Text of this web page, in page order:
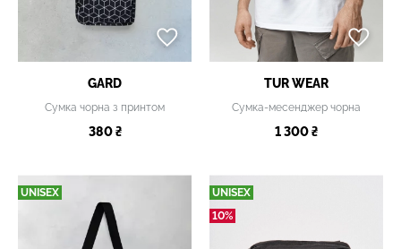
GARD
Сумка чорна з принтом
380 ₴
TUR WEAR
Сумка-месенджер чорна
1 300 ₴
UNISEX
UNISEX
10%